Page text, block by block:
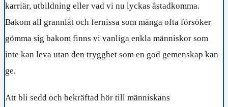
karriär, utbildning eller vad vi nu lyckas åstadkomma.
Bakom all grannlåt och fernissa som många ofta försöker
gömma sig bakom finns vi vanliga enkla människor som
inte kan leva utan den trygghet som en god gemenskap kan
ge.
Att bli sedd och bekräftad hör till människans